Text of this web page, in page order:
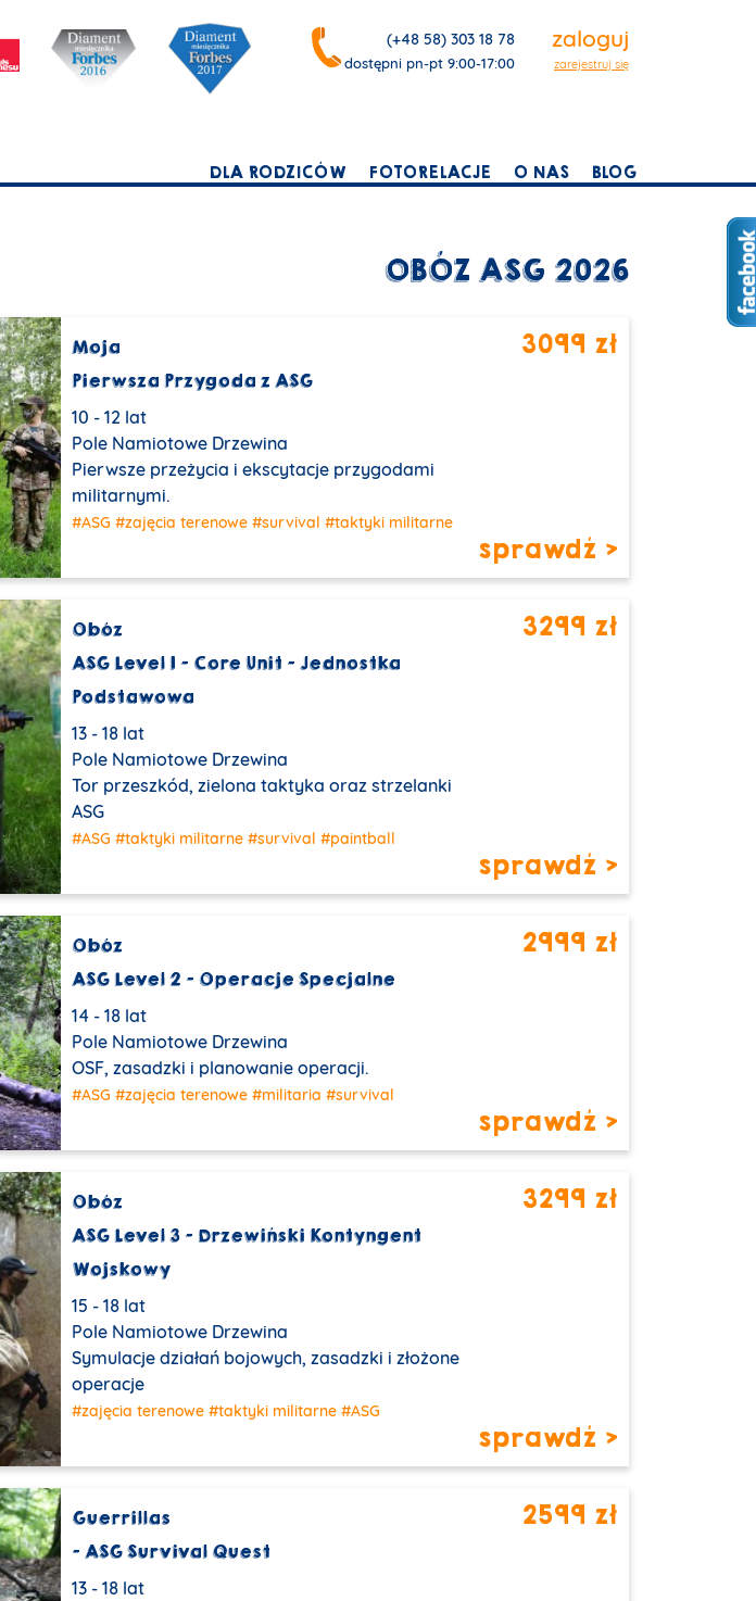
(+48 58) 303 18 78
dostępni pn-pt 9:00-17:00
zaloguj
zarejestruj się
DLA RODZICÓW FOTORELACJE O NAS BLOG
OBÓZ ASG 2026
Moja
Pierwsza Przygoda z ASG
3099 zł
10 - 12 lat
Pole Namiotowe Drzewina
Pierwsze przeżycia i ekscytacje przygodami
militarnymi.
#ASG #zajęcia terenowe #survival #taktyki militarne
sprawdź >
Obóz
ASG Level 1 – Core Unit – Jednostka
Podstawowa
3299 zł
13 - 18 lat
Pole Namiotowe Drzewina
Tor przeszkód, zielona taktyka oraz strzelanki
ASG
#ASG #taktyki militarne #survival #paintball
sprawdź >
Obóz
ASG Level 2 – Operacje Specjalne
2999 zł
14 - 18 lat
Pole Namiotowe Drzewina
OSF, zasadzki i planowanie operacji.
#ASG #zajęcia terenowe #militaria #survival
sprawdź >
Obóz
ASG Level 3 – Drzewiński Kontyngent
Wojskowy
3299 zł
15 - 18 lat
Pole Namiotowe Drzewina
Symulacje działań bojowych, zasadzki i złożone
operacje
#zajęcia terenowe #taktyki militarne #ASG
sprawdź >
Guerrillas
- ASG Survival Quest
2599 zł
13 - 18 lat